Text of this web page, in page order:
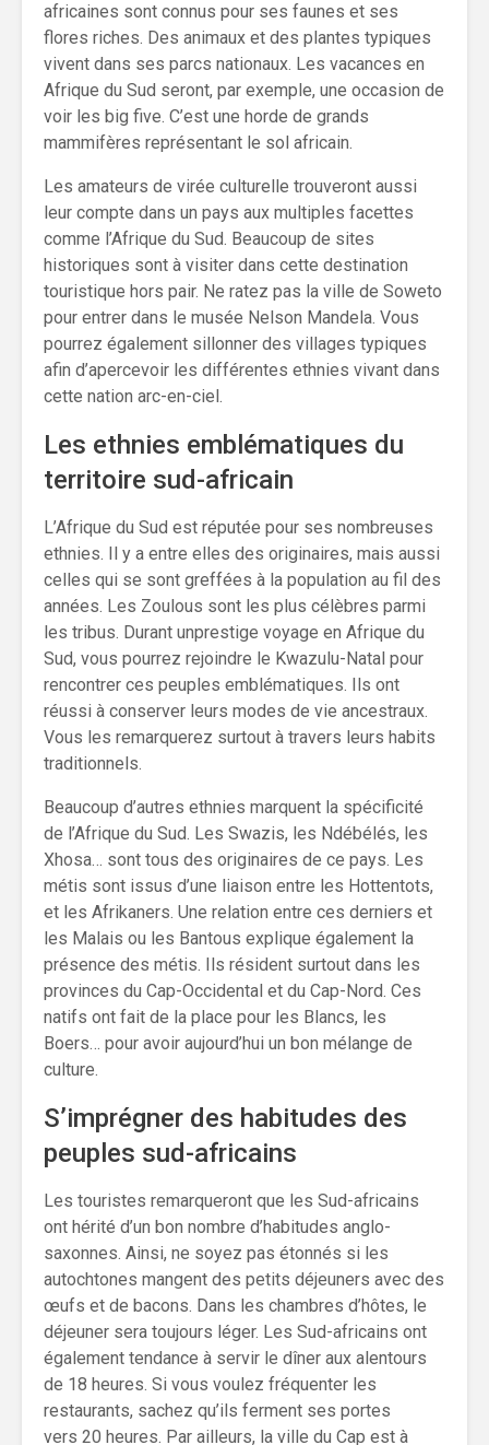
africaines sont connus pour ses faunes et ses
flores riches. Des animaux et des plantes typiques
vivent dans ses parcs nationaux. Les vacances en
Afrique du Sud seront, par exemple, une occasion de
voir les big five. C’est une horde de grands
mammifères représentant le sol africain.
Les amateurs de virée culturelle trouveront aussi
leur compte dans un pays aux multiples facettes
comme l’Afrique du Sud. Beaucoup de sites
historiques sont à visiter dans cette destination
touristique hors pair. Ne ratez pas la ville de Soweto
pour entrer dans le musée Nelson Mandela. Vous
pourrez également sillonner des villages typiques
afin d’apercevoir les différentes ethnies vivant dans
cette nation arc-en-ciel.
Les ethnies emblématiques du
territoire sud-africain
L’Afrique du Sud est réputée pour ses nombreuses
ethnies. Il y a entre elles des originaires, mais aussi
celles qui se sont greffées à la population au fil des
années. Les Zoulous sont les plus célèbres parmi
les tribus. Durant unprestige voyage en Afrique du
Sud, vous pourrez rejoindre le Kwazulu-Natal pour
rencontrer ces peuples emblématiques. Ils ont
réussi à conserver leurs modes de vie ancestraux.
Vous les remarquerez surtout à travers leurs habits
traditionnels.
Beaucoup d’autres ethnies marquent la spécificité
de l’Afrique du Sud. Les Swazis, les Ndébélés, les
Xhosa… sont tous des originaires de ce pays. Les
métis sont issus d’une liaison entre les Hottentots,
et les Afrikaners. Une relation entre ces derniers et
les Malais ou les Bantous explique également la
présence des métis. Ils résident surtout dans les
provinces du Cap-Occidental et du Cap-Nord. Ces
natifs ont fait de la place pour les Blancs, les
Boers… pour avoir aujourd’hui un bon mélange de
culture.
S’imprégner des habitudes des
peuples sud-africains
Les touristes remarqueront que les Sud-africains
ont hérité d’un bon nombre d’habitudes anglo-
saxonnes. Ainsi, ne soyez pas étonnés si les
autochtones mangent des petits déjeuners avec des
œufs et de bacons. Dans les chambres d’hôtes, le
déjeuner sera toujours léger. Les Sud-africains ont
également tendance à servir le dîner aux alentours
de 18 heures. Si vous voulez fréquenter les
restaurants, sachez qu’ils ferment ses portes
vers 20 heures. Par ailleurs, la ville du Cap est à